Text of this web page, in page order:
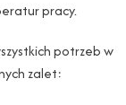
pracy.
potrzeb w
zalet: